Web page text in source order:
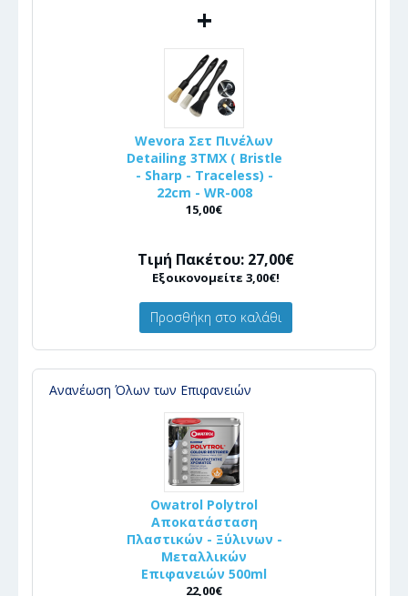
+
Wevora Σετ Πινέλων
Detailing 3ΤΜΧ ( Bristle
- Sharp - Traceless) -
22cm - WR-008
15,00€
Τιμή Πακέτου: 27,00€
Εξοικονομείτε 3,00€!
Προσθήκη στο καλάθι
Ανανέωση Όλων των Επιφανειών
Owatrol Polytrol
Αποκατάσταση
Πλαστικών - Ξύλινων -
Μεταλλικών
Επιφανειών 500ml
22,00€